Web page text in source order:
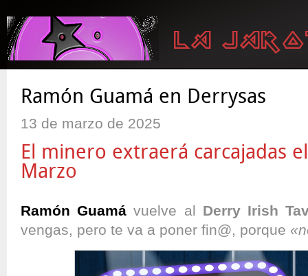
Ramón Guamá en Derrysas
13 de marzo de 2025
El minero extraerá carcajadas
Marzo
Ramón Guamá vuelve al Derry Irish
vengas, pero te va a poner fin@, porque